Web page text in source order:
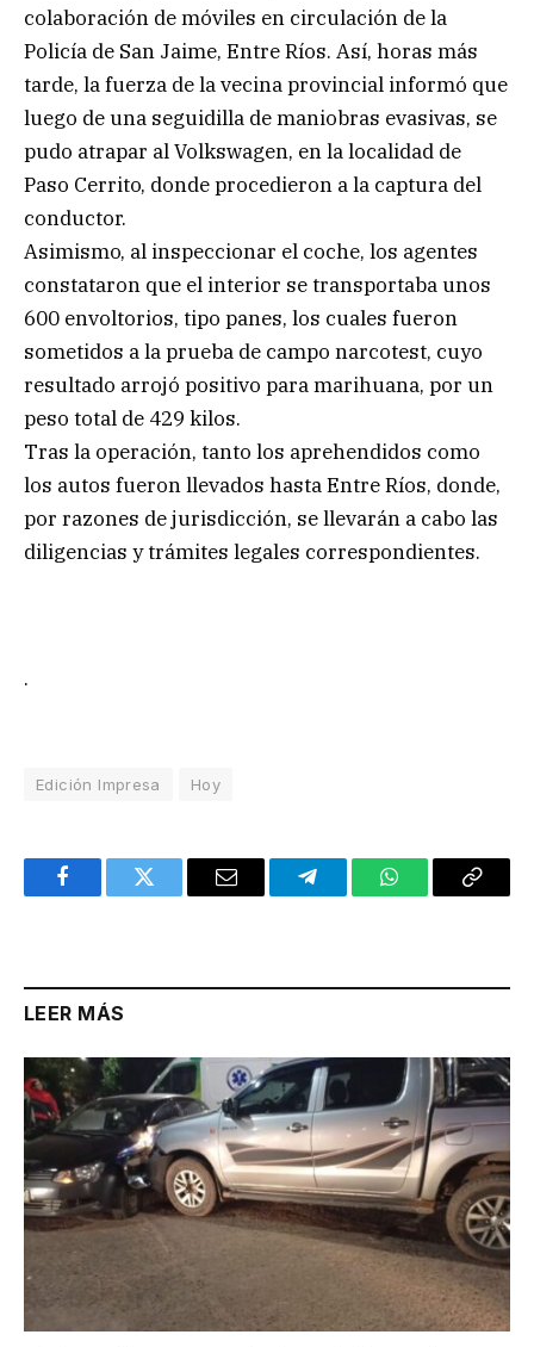
colaboración de móviles en circulación de la
Policía de San Jaime, Entre Ríos. Así, horas más
tarde, la fuerza de la vecina provincial informó que
luego de una seguidilla de maniobras evasivas, se
pudo atrapar al Volkswagen, en la localidad de
Paso Cerrito, donde procedieron a la captura del
conductor.
Asimismo, al inspeccionar el coche, los agentes
constataron que el interior se transportaba unos
600 envoltorios, tipo panes, los cuales fueron
sometidos a la prueba de campo narcotest, cuyo
resultado arrojó positivo para marihuana, por un
peso total de 429 kilos.
Tras la operación, tanto los aprehendidos como
los autos fueron llevados hasta Entre Ríos, donde,
por razones de jurisdicción, se llevarán a cabo las
diligencias y trámites legales correspondientes.
.
Edición Impresa Hoy
FacebookTwitter Email TelegramWhatsAppCopy
LEER MÁS